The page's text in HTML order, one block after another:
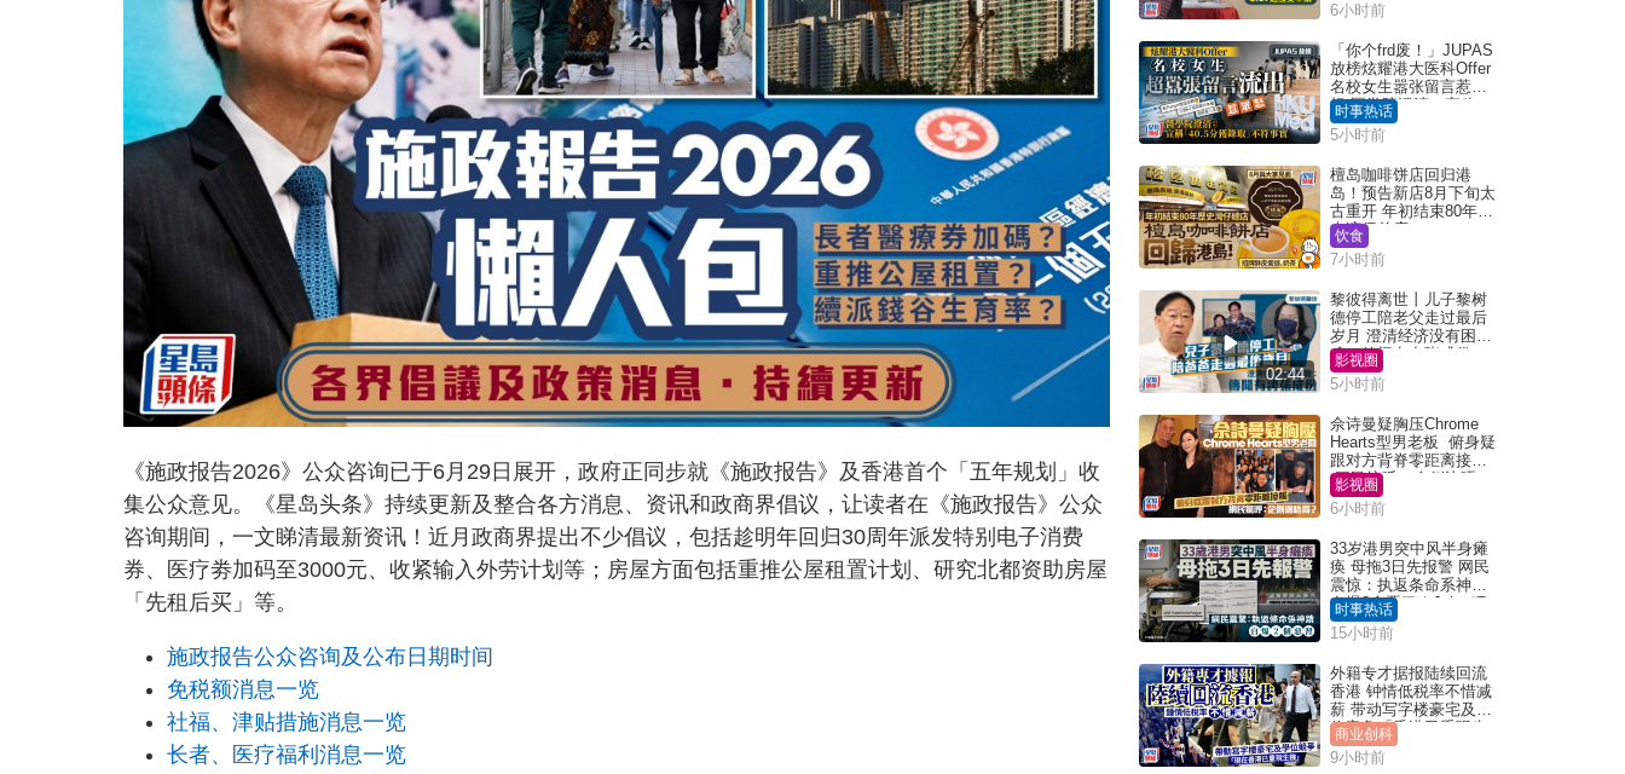
《施政报告2026》公众咨询已于6月29日展开，政府正同步就《施政报告》及香港首个「五年规划」收
集公众意见。《星岛头条》持续更新及整合各方消息、资讯和政商界倡议，让读者在《施政报告》公众
咨询期间，一文睇清最新资讯！近月政商界提出不少倡议，包括趁明年回归30周年派发特别电子消费
券、医疗劵加码至3000元、收紧输入外劳计划等；房屋方面包括重推公屋租置计划、研究北都资助房屋
「先租后买」等。
施政报告公众咨询及公布日期时间
免税额消息一览
社福、津贴措施消息一览
长者、医疗福利消息一览
6小时前
「你个frd废！」JUPAS
放榜炫耀港大医科Offer
名校女生嚣张留言惹众
怒 医学院澄清：宣称
「40.5分获录取」不符事
实｜Juicy叮
时事热话
5小时前
檀岛咖啡饼店回归港
岛！预告新店8月下旬太
古重开 年初结束80年历
史湾仔总店
饮食
7小时前
02:44
黎彼得离世丨儿子黎树
德停工陪老父走过最后
岁月 澄清经济没有困
难：传闻有夸张成份
影视圈
5小时前
佘诗曼疑胸压Chrome
Hearts型男老板 俯身疑
跟对方背脊零距离接触
网民惊呼：企侧边唔
得？
影视圈
6小时前
33岁港男突中风半身瘫
痪 母拖3日先报警 网民
震惊：执返条命系神迹
自爆2个恶习｜Juicy叮
时事热话
15小时前
外籍专才据报陆续回流
香港 钟情低税率不惜减
薪 带动写字楼豪宅及学
位竞争「香港已重现生
机」
商业创科
9小时前